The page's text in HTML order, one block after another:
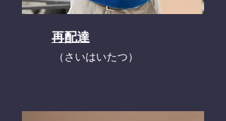
再配達
​（さいはいたつ）